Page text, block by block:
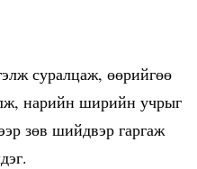
суралцаж, өөрийгөө
нарийн ширийн учрыг
зөв шийдвэр гаргаж